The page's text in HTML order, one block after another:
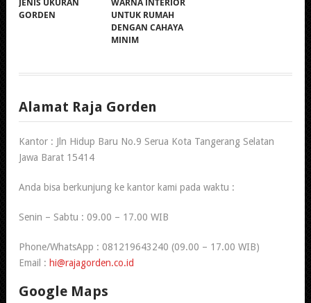
GORDEN
UNTUK RUMAH
DENGAN CAHAYA
MINIM
Alamat Raja Gorden
Kantor : Jln Hidup Baru No.9 Serua Kota Tangerang Selatan
Jawa Barat 15414
Anda bisa berkunjung ke kantor kami pada waktu :
Senin – Sabtu : 09.00 – 17.00 WIB
Phone/WhatsApp : 081219643240 (09.00 – 17.00 WIB)
Email : hi@rajagorden.co.id
Google Maps